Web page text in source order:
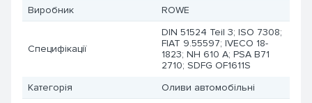
Виробник
ROWE
Специфікації
DIN 51524 Teil 3; ISO 7308;
FIAT 9.55597; IVECO 18-
1823; NH 610 A; PSA B71
2710; SDFG OF1611S
Категорія
Оливи автомобільні